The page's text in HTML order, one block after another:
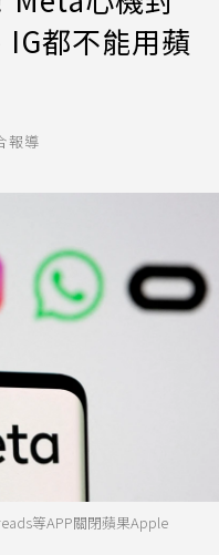
都不能用蘋
報導
等APP關閉蘋果Apple